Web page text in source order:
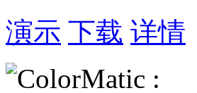
演示 下载 详情